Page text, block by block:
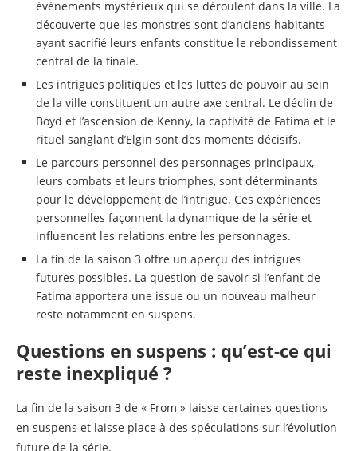
événements mystérieux qui se déroulent dans la ville. La
découverte que les monstres sont d’anciens habitants
ayant sacrifié leurs enfants constitue le rebondissement
central de la finale.
Les intrigues politiques et les luttes de pouvoir au sein
de la ville constituent un autre axe central. Le déclin de
Boyd et l’ascension de Kenny, la captivité de Fatima et le
rituel sanglant d’Elgin sont des moments décisifs.
Le parcours personnel des personnages principaux,
leurs combats et leurs triomphes, sont déterminants
pour le développement de l’intrigue. Ces expériences
personnelles façonnent la dynamique de la série et
influencent les relations entre les personnages.
La fin de la saison 3 offre un aperçu des intrigues
futures possibles. La question de savoir si l’enfant de
Fatima apportera une issue ou un nouveau malheur
reste notamment en suspens.
Questions en suspens : qu’est-ce qui
reste inexpliqué ?
La fin de la saison 3 de « From » laisse certaines questions
en suspens et laisse place à des spéculations sur l’évolution
future de la série.